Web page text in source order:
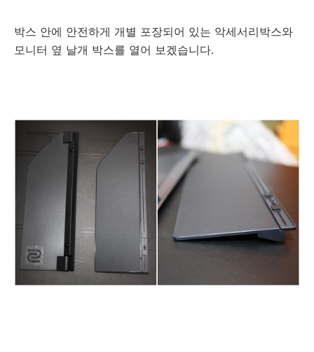
박스 안에 안전하게 개별 포장되어 있는 악세서리박스와
모니터 옆 날개 박스를 열어 보겠습니다.